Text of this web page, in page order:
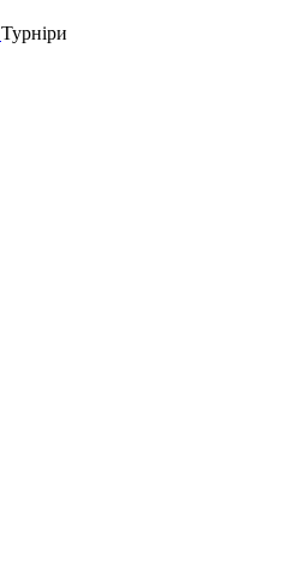
Турніри